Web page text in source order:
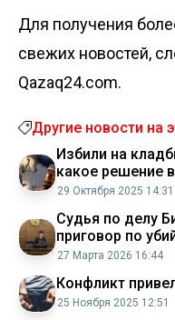
Для получения
свежих новостей,
Qazaq24.com.
Другие новости на
Избили на
какое решение
убийству в
29 Октября 2025 14:31
Судья по делу
приговор по
возобновила
27 Марта 2026 16:44
Конфликт
25 Ноября 2025 12:51